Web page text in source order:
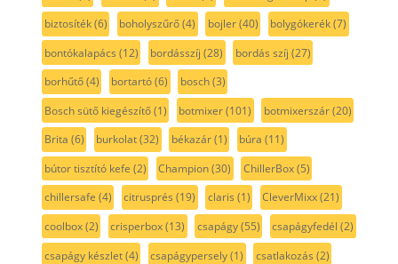
biztosíték(6) boholyszűrő(4) bojler(40) bolygókerék(7)
bontókalapács (12) bordásszíj (28) bordás szíj (27)
borhűtő(4) bortartó(6) bosch(3)
Bosch sütő kiegészítő(1) botmixer(101) botmixerszár(20)
Brita (6) burkolat(32) békazár(1) búra (11)
bútor tisztító kefe (2) Champion(30) ChillerBox(5)
chillersafe (4) citrusprés (19) claris (1) CleverMixx(21)
coolbox(2) crisperbox(13) csapágy(55) csapágyfedél (2)
csapágy készlet(4) csapágypersely(1) csatlakozás (2)